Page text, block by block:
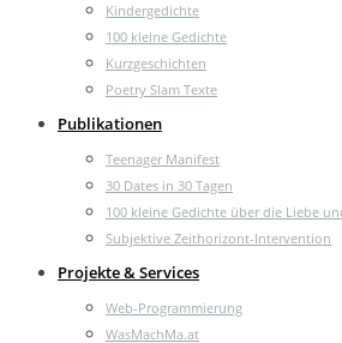
Kindergedichte
100 kleine Gedichte
Kurzgeschichten
Poetry Slam Texte
Publikationen
Teenager Manifest
30 Dates in 30 Tagen
100 kleine Gedichte über die Liebe
Subjektive Zeithorizont-Intervention
Projekte & Services
Web-Programmierung
WasMachMa.at